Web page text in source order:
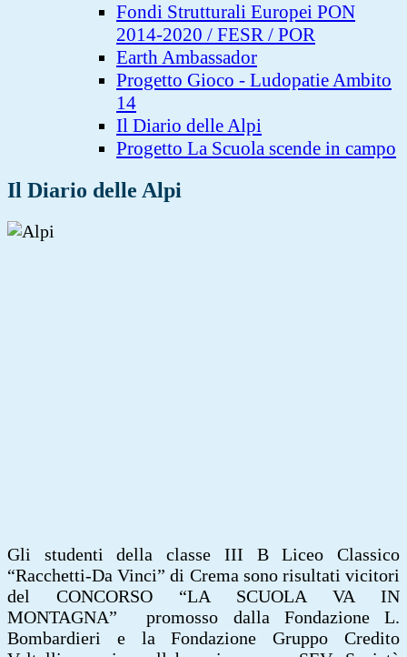
Fondi Strutturali Europei PON
2014-2020 / FESR / POR
Earth Ambassador
Progetto Gioco - Ludopatie Ambito
14
Il Diario delle Alpi
Progetto La Scuola scende in campo
Il Diario delle Alpi
Gli studenti della classe III B Liceo Classico
“Racchetti-Da Vinci” di Crema sono risultati vicitori
del CONCORSO “LA SCUOLA VA IN
MONTAGNA” promosso dalla Fondazione L.
Bombardieri e la Fondazione Gruppo Credito